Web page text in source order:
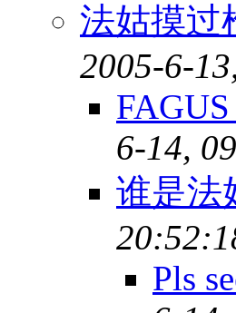
法姑摸过
2005-6-
6-14,
谁是法
Pls